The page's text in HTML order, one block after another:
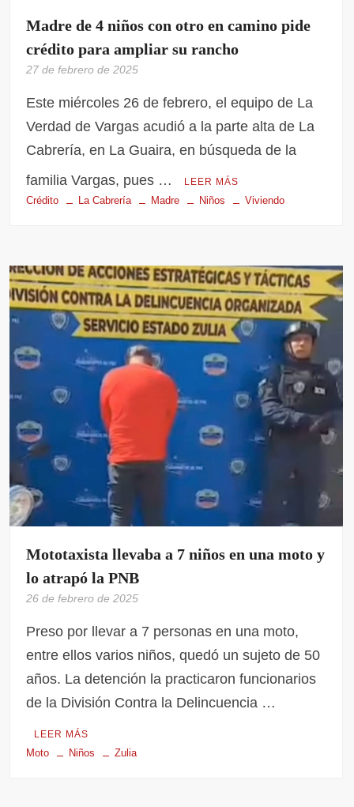
Madre de 4 niños con otro en camino pide
crédito para ampliar su rancho
27 de febrero de 2025
Este miércoles 26 de febrero, el equipo de La
Verdad de Vargas acudió a la parte alta de La
Cabrería, en La Guaira, en búsqueda de la
familia Vargas, pues …
LEER MÁS
Crédito La Cabrería Madre Niños Viviendo
Mototaxista llevaba a 7 niños en una moto y
lo atrapó la PNB
26 de febrero de 2025
Preso por llevar a 7 personas en una moto,
entre ellos varios niños, quedó un sujeto de 50
años. La detención la practicaron funcionarios
de la División Contra la Delincuencia …
LEER MÁS
Moto Niños Zulia